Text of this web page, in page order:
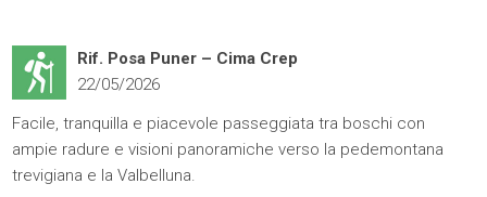
Rif. Posa Puner – Cima Crep
22/05/2026
Facile, tranquilla e piacevole passeggiata tra boschi con
ampie radure e visioni panoramiche verso la pedemontana
trevigiana e la Valbelluna.